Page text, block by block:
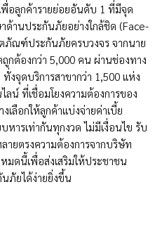
อลูกค้ารายย่อยอันดับ 1 ที่มีจุด
ด้านประกันภัยอย่างใกล้ชิด (Face-
ภัณฑ์ประกันภัยครบวงจร จากนาย
ต้องกว่า 5,000 คน ผ่านช่องทาง
ทั่งจุดบริการสาขากว่า 1,500 แห่ง
ลน์ ที่เชื่อมโยงความต้องการของ
ลือกให้ลูกค้าแบ่งจ่ายค่าเบี้ย
หารเท่ากันทุกงวด ไม่มีเงื่อนไข รับ
ยตรงความต้องการจากบริษัท
ดนี้เพื่อส่งเสริมให้ประชาชน
ภัยได้ง่ายยิ่งขึ้น